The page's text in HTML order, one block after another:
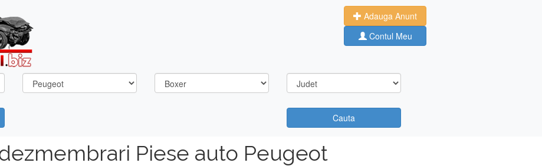
Adauga Anunt
Contul Meu
Cauta
Piese auto Peugeot